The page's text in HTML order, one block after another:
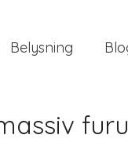
Belysning
furu